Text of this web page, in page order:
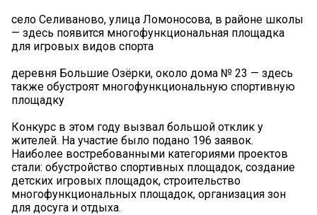
село Селиваново, улица Ломоносова, в районе школы
— здесь появится многофункциональная площадка
для игровых видов спорта
деревня Большие Озёрки, около дома № 23 — здесь
также обустроят многофункциональную спортивную
площадку
Конкурс в этом году вызвал большой отклик у
жителей. На участие было подано 196 заявок.
Наиболее востребованными категориями проектов
стали: обустройство спортивных площадок, создание
детских игровых площадок, строительство
многофункциональных площадок, организация зон
для досуга и отдыха.